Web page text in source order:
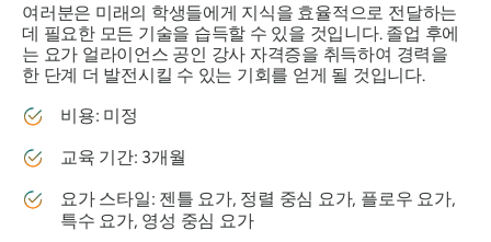
여러분은 미래의 학생들에게 지식을 효율적으로 전달하는
데 필요한 모든 기술을 습득할 수 있을 것입니다. 졸업 후에
는 요가 얼라이언스 공인 강사 자격증을 취득하여 경력을
한 단계 더 발전시킬 수 있는 기회를 얻게 될 것입니다.
비용: 미정
교육 기간: 3개월
요가 스타일: 젠틀 요가, 정렬 중심 요가, 플로우 요가,
특수 요가, 영성 중심 요가